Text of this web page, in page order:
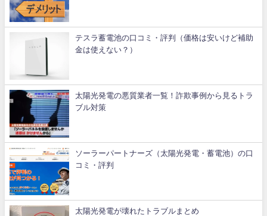
テスラ蓄電池の口コミ・評判（価格は安いけど補助
金は使えない？）
太陽光発電の悪質業者一覧！詐欺事例から見るトラ
ブル対策
ソーラーパートナーズ（太陽光発電・蓄電池）の口
コミ・評判
太陽光発電が壊れたトラブルまとめ